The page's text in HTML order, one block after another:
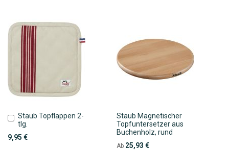
Staub Topflappen 2-
tlg.
9,95 €
In
den
Warenkorb
Staub Magnetischer
Topfuntersetzer aus
Buchenholz, rund
Ab 25,93 €